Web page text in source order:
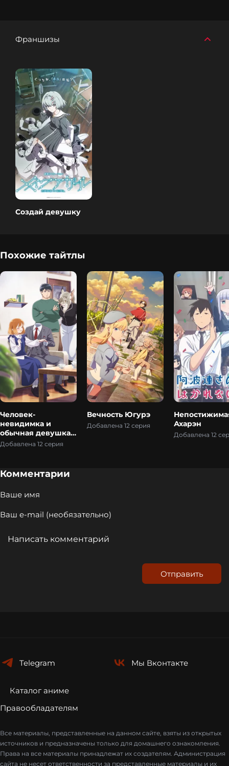
Франшизы
Создай девушку
Похожие тайтлы
Человек-
невидимка и
обычная девушка:
Эти двое скоро
Добавлена 12 серия
Вечность Югурэ
Добавлена 12 серия
Ахарэн
Добавлена 12
Комментарии
Отправить
Telegram Мы Вконтакте
Каталог аниме
Правообладателям
Все материалы, представленные на данном сайте, взяты из открытых
источников и предназначены только для домашнего ознакомления.
Права на все материалы принадлежат их создателям. Администрация
сайта не несет ответственности за представленные материалы и их